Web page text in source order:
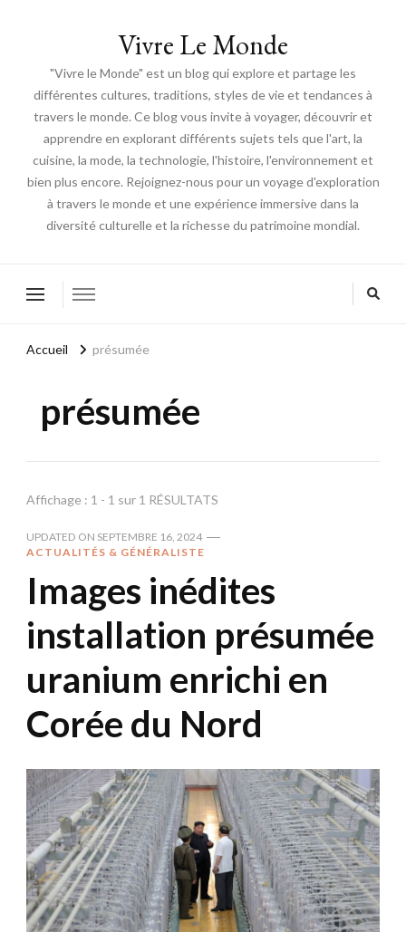
Vivre Le Monde
"Vivre le Monde" est un blog qui explore et partage les
différentes cultures, traditions, styles de vie et tendances à
travers le monde. Ce blog vous invite à voyager, découvrir et
apprendre en explorant différents sujets tels que l'art, la
cuisine, la mode, la technologie, l'histoire, l'environnement et
bien plus encore. Rejoignez-nous pour un voyage d'exploration
à travers le monde et une expérience immersive dans la
diversité culturelle et la richesse du patrimoine mondial.
Accueil présumée
présumée
Affichage : 1 - 1 sur 1 RÉSULTATS
UPDATED ON SEPTEMBRE 16, 2024
ACTUALITÉS & GÉNÉRALISTE
Images inédites
installation présumée
uranium enrichi en
Corée du Nord